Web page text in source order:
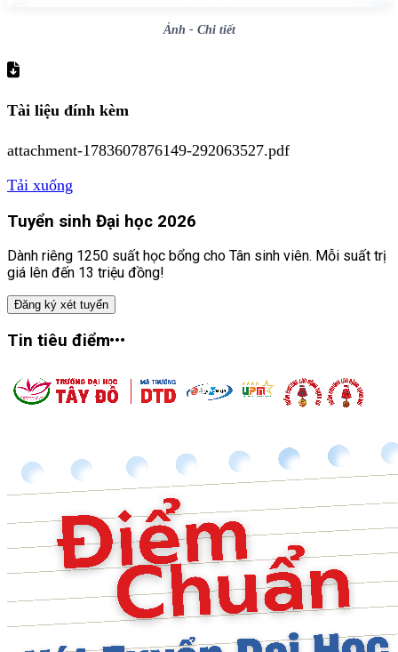
Ảnh - Chi tiết
Tài liệu đính kèm
attachment-1783607876149-292063527.pdf
Tải xuống
Tuyển sinh Đại học 2026
Dành riêng 1250 suất học bổng cho Tân sinh viên. Mỗi suất trị
giá lên đến 13 triệu đồng!
Đăng ký xét tuyển
Tin tiêu điểm